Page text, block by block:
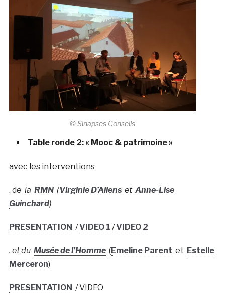
© Sinapses Conseils
Table ronde 2: « Mooc & patrimoine »
avec les interventions
. de la RMN(Virginie D’Allenset Anne-Lise
Guinchard)
PRESENTATION /VIDEO 1 /VIDEO 2
. et du Musée de l’Homme (Emeline Parent et Estelle
Merceron)
PRESENTATION / VIDEO